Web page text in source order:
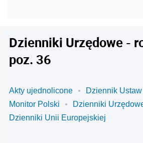
Dzienniki Urzędowe -
poz. 36
Akty ujednolicone
Dziennik Ustaw
Monitor Polski
Dzienniki
Dzienniki Unii Europejskiej